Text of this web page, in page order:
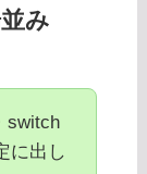
み
switch
に出し